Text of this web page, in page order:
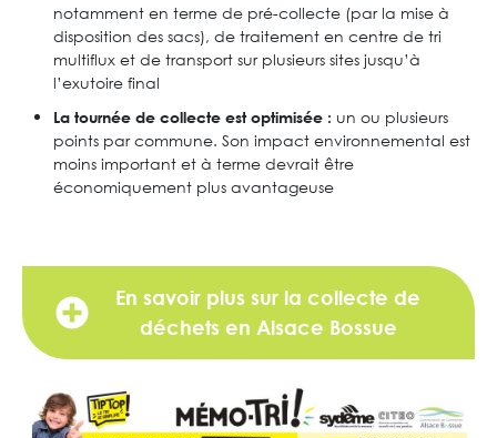
notamment en terme de pré-collecte (par la mise à
disposition des sacs), de traitement en centre de tri
multiflux et de transport sur plusieurs sites jusqu’à
l’exutoire final
La tournée de collecte est optimisée : un ou plusieurs
points par commune. Son impact environnemental est
moins important et à terme devrait être
économiquement plus avantageuse
En savoir plus sur la collecte de
déchets en Alsace Bossue